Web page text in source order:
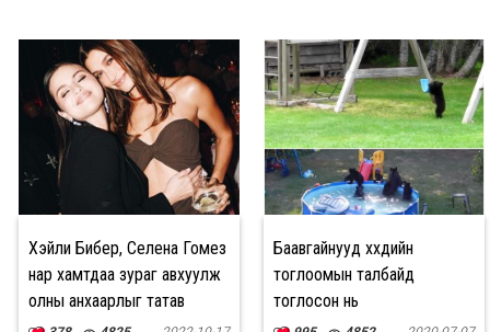
Хэйли Бибер, Селена Гомез
нар хамтдаа зураг авхуулж
олны анхаарлыг татав
Баавгайнууд хүүхдийн
тоглоомын талбайд
тоглосон нь